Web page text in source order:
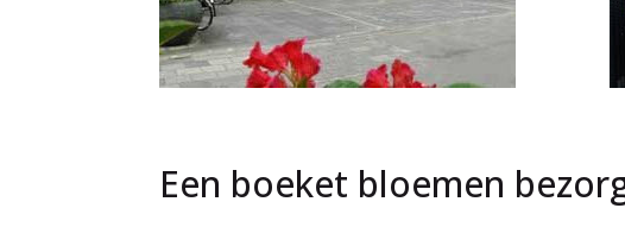
Een boeket bloemen